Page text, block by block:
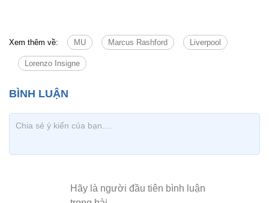
Xem thêm về: MU Marcus Rashford Liverpool
Lorenzo Insigne